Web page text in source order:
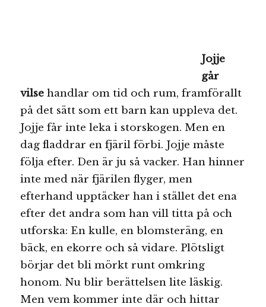
Jojje
går
vilsehandlar om tid och rum, framförallt
på det sätt som ett barn kan uppleva det.
Jojje får inte leka i storskogen. Men en
dag fladdrar en fjäril förbi. Jojje måste
följa efter. Den är ju så vacker. Han hinner
inte med när fjärilen flyger, men
efterhand upptäcker han i stället det ena
efter det andra som han vill titta på och
utforska: En kulle, en blomsteräng, en
bäck, en ekorre och så vidare. Plötsligt
börjar det bli mörkt runt omkring
honom. Nu blir berättelsen lite läskig.
Men vem kommer inte där och hittar